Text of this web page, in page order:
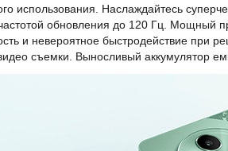
использования. Наслаждайтесь
обновления до 120 Гц. Мощный
и невероятное быстродействие
съемки. Выносливый аккумулятор